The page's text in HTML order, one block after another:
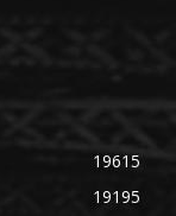
19615
19195